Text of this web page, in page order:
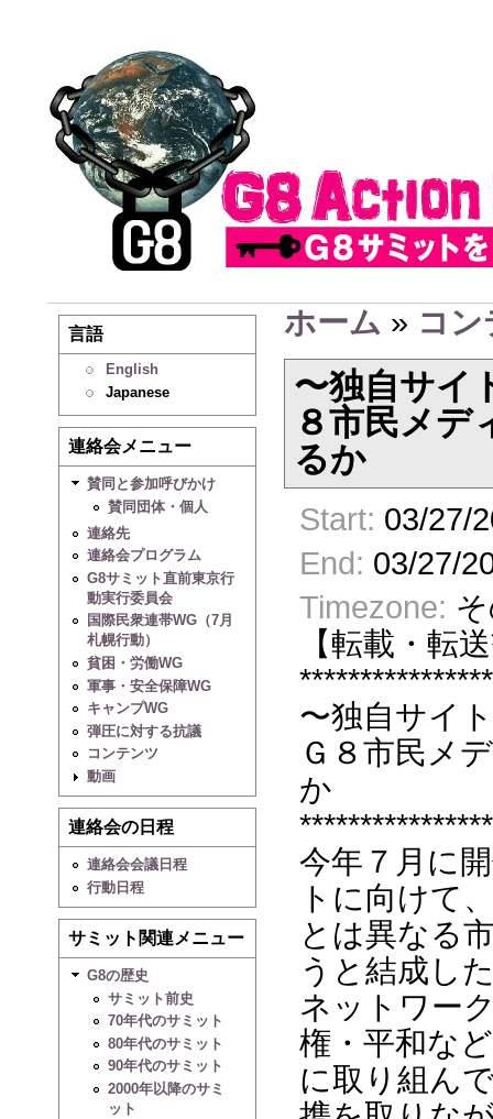
言語
English
Japanese
連絡会メニュー
賛同と参加呼びかけ
賛同団体・個人
連絡先
連絡会プログラム
G8サミット直前東京行
動実行委員会
国際民衆連帯WG（7月
札幌行動）
貧困・労働WG
軍事・安全保障WG
キャンプWG
弾圧に対する抗議
コンテンツ
動画
連絡会の日程
連絡会会議日程
行動日程
サミット関連メニュー
G8の歴史
サミット前史
70年代のサミット
80年代のサミット
90年代のサミット
2000年以降のサミ
ット
ホーム » コ
〜独自サイ
８市民メデ
るか
Start: 03/27/
End: 03/27/
Timezone:
【転載・転
〜独自サイ
Ｇ８市民メ
か
今年７月に
トに向けて
とは異なる
うと結成し
ネットワー
権・平和な
に取り組ん